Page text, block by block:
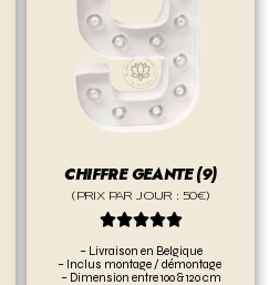
CHIFFRE GEANTE (9)
(PRIX PAR JOUR : 50€)

– Livraison en Belgique
– Inclus montage / démontage
– Dimension entre 100 & 120 cm